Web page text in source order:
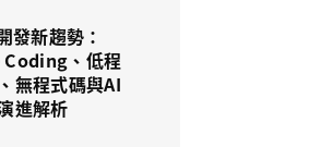
發新趨勢：
、低程
無程式碼與AI
進解析